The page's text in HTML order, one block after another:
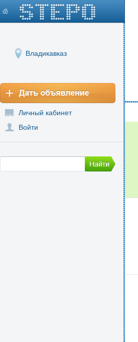
Владикавказ
Личный кабинет
Войти